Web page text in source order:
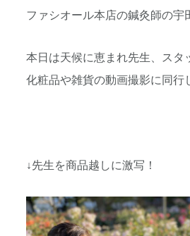
ファシオール本店の鍼灸師の宇
本日は天候に恵まれ先生、スタ
化粧品や雑貨の動画撮影に同行
↓先生を商品越しに激写！